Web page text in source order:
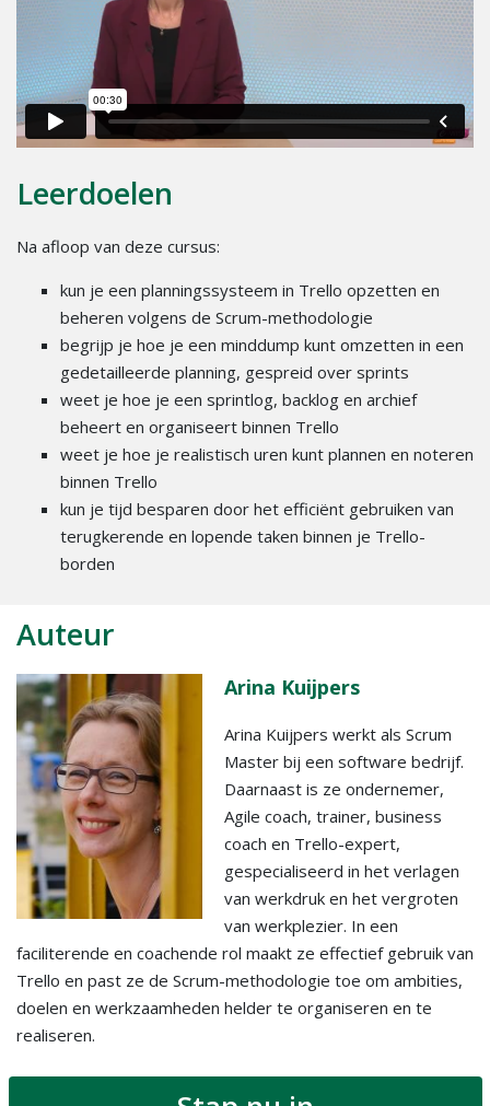
Leerdoelen
Na afloop van deze cursus:
kun je een planningssysteem in Trello opzetten en
beheren volgens de Scrum-methodologie
begrijp je hoe je een minddump kunt omzetten in een
gedetailleerde planning, gespreid over sprints
weet je hoe je een sprintlog, backlog en archief
beheert en organiseert binnen Trello
weet je hoe je realistisch uren kunt plannen en noteren
binnen Trello
kun je tijd besparen door het efficiënt gebruiken van
terugkerende en lopende taken binnen je Trello-
borden
Auteur
Arina Kuijpers
Arina Kuijpers werkt als Scrum
Master bij een software bedrijf.
Daarnaast is ze ondernemer,
Agile coach, trainer, business
coach en Trello-expert,
gespecialiseerd in het verlagen
van werkdruk en het vergroten
van werkplezier. In een
faciliterende en coachende rol maakt ze effectief gebruik van
Trello en past ze de Scrum-methodologie toe om ambities,
doelen en werkzaamheden helder te organiseren en te
realiseren.